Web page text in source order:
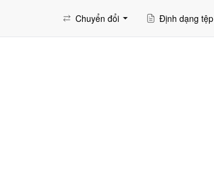
Chuyển đổi Định dạng tệp